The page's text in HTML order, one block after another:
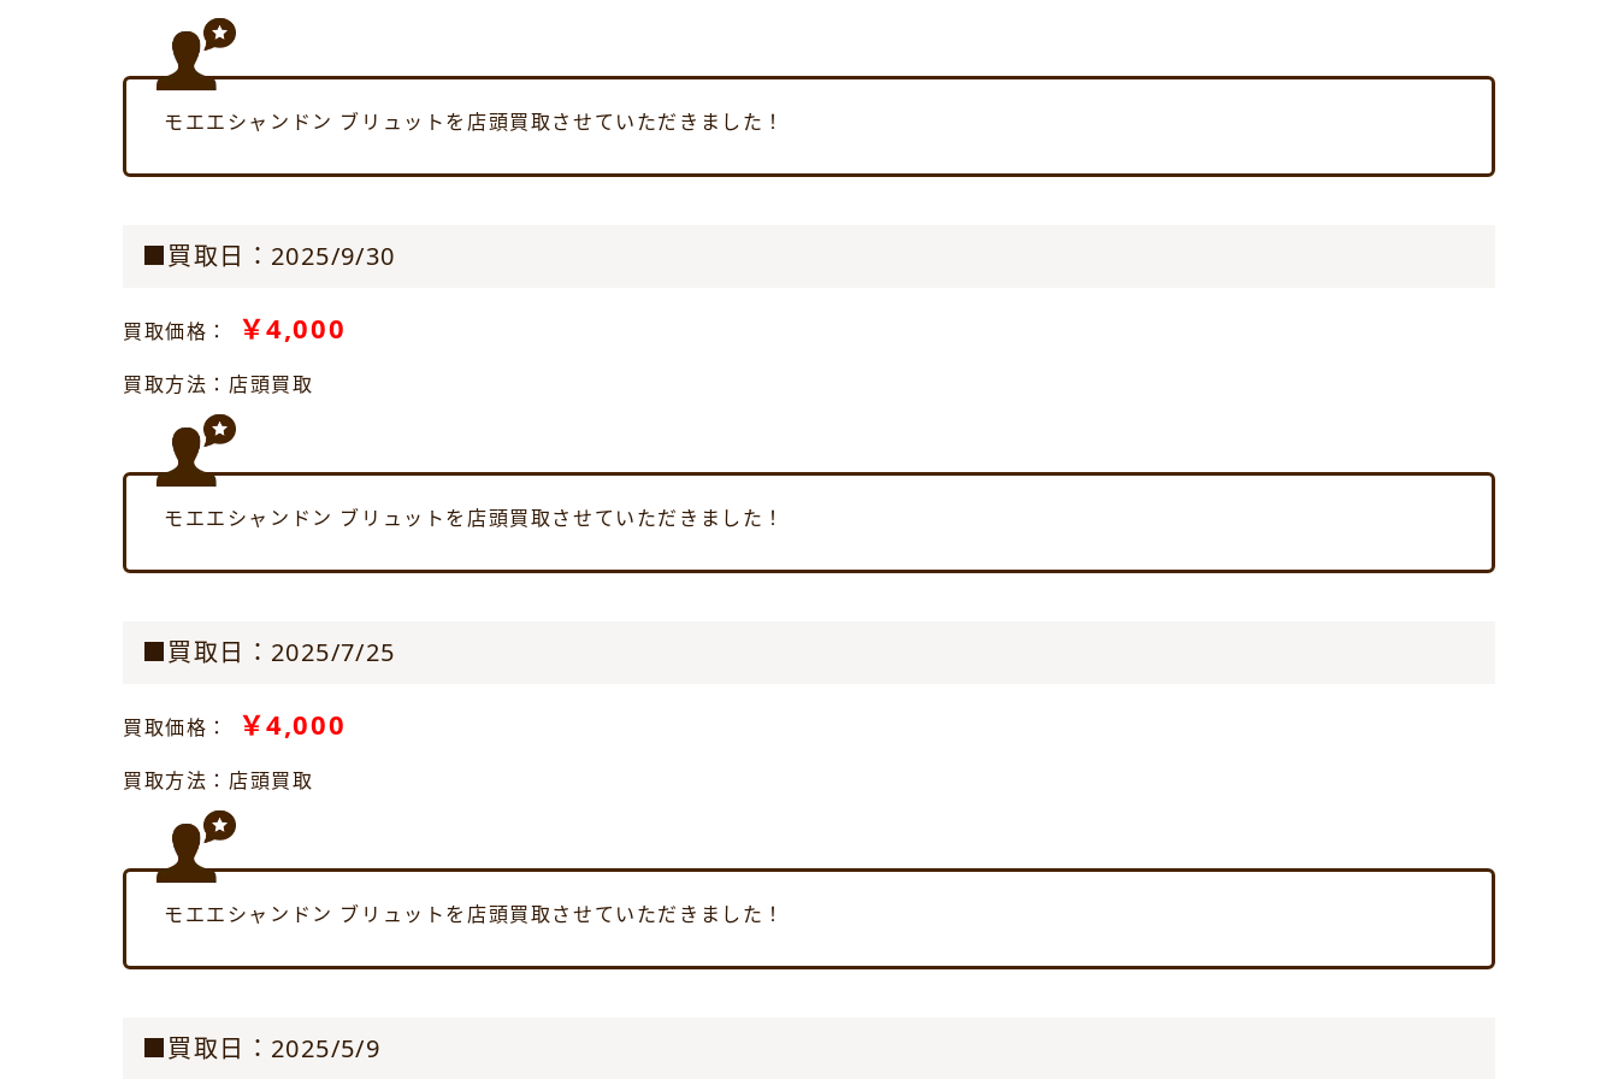
モエエシャンドン ブリュットを店頭買取させていただきました！
■買取日：2025/9/30
買取価格： ￥4,000
買取方法：店頭買取
モエエシャンドン ブリュットを店頭買取させていただきました！
■買取日：2025/7/25
買取価格： ￥4,000
買取方法：店頭買取
モエエシャンドン ブリュットを店頭買取させていただきました！
■買取日：2025/5/9